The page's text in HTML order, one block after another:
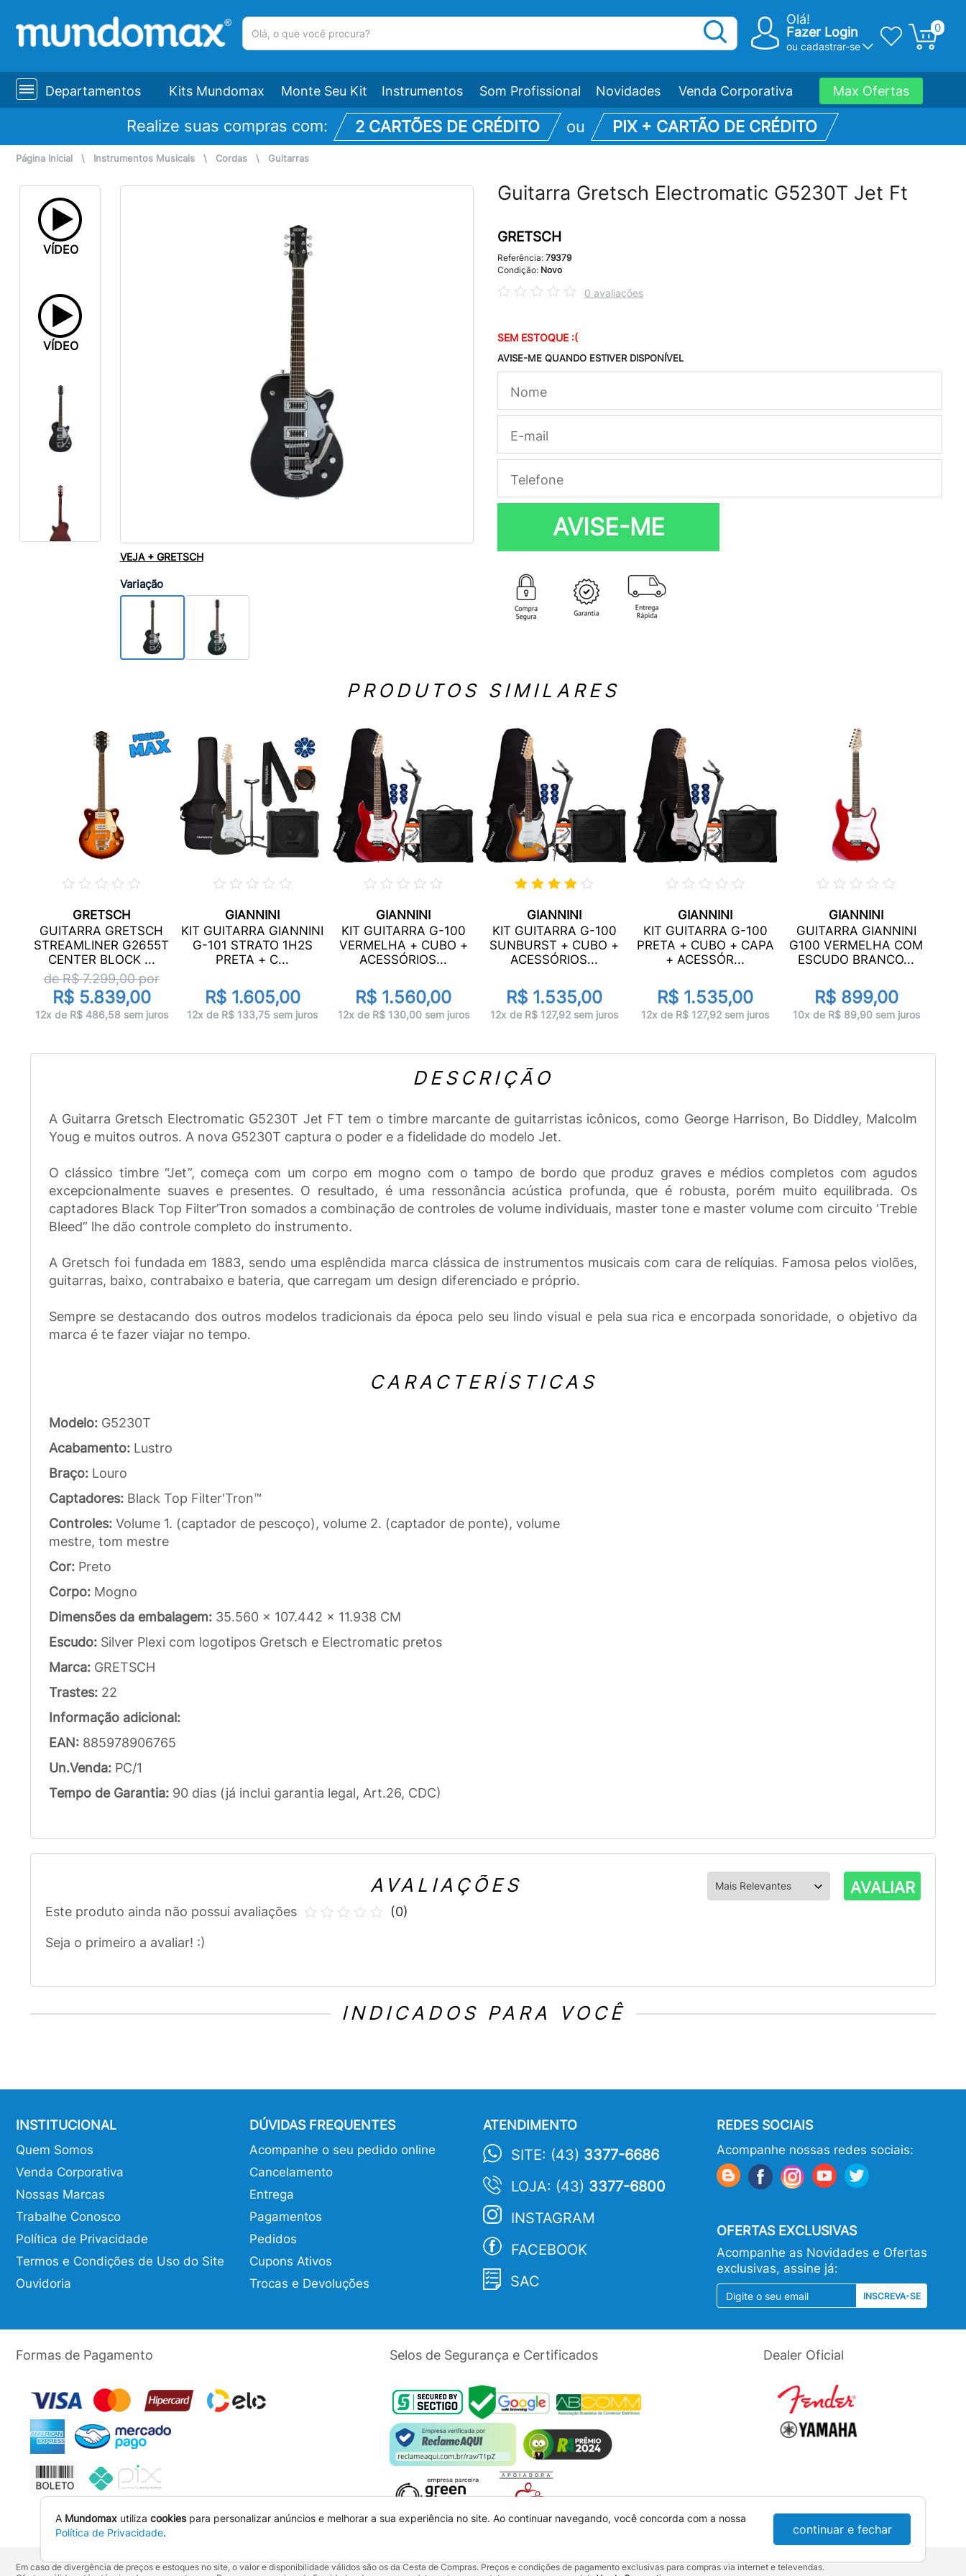
Olá!
Fazer Login
ou cadastrar-se
0
Departamentos Kits Mundomax Monte Seu Kit Instrumentos Som Profissional Novidades Venda Corporativa Max Ofertas
Realize suas compras com: 2 CARTÕES DE CRÉDITO ou PIX + CARTÃO DE CRÉDITO
Página Inicial \ Instrumentos Musicais \ Cordas \ Guitarras
VÍDEO
VÍDEO
VEJA + GRETSCH
Variação
Guitarra Gretsch Electromatic G5230T Jet Ft
GRETSCH
Referência: 79379
Condição: Novo
0 avaliações
SEM ESTOQUE :(
AVISE-ME QUANDO ESTIVER DISPONÍVEL
AVISE-ME
PRODUTOS SIMILARES
GRETSCH
GUITARRA GRETSCH
STREAMLINER G2655T
CENTER BLOCK ...
de R$7.299,00por
R$ 5.839,00
12x de R$ 486,58 sem juros
GIANNINI
KIT GUITARRA GIANNINI
G-101 STRATO 1H2S
PRETA + C...
R$ 1.605,00
12x de R$ 133,75 sem juros
GIANNINI
KIT GUITARRA G-100
VERMELHA + CUBO +
ACESSÓRIOS...
R$ 1.560,00
12x de R$ 130,00 sem juros
GIANNINI
KIT GUITARRA G-100
SUNBURST + CUBO +
ACESSÓRIOS...
R$ 1.535,00
12x de R$ 127,92 sem juros
GIANNINI
KIT GUITARRA G-100
PRETA + CUBO + CAPA
+ ACESSÓR...
R$ 1.535,00
12x de R$ 127,92 sem juros
GIANNINI
GUITARRA GIANNINI
G100 VERMELHA COM
ESCUDO BRANCO...
R$ 899,00
10x de R$ 89,90 sem juros
DESCRIÇÃO
A Guitarra Gretsch Electromatic G5230T Jet FT tem o timbre marcante de guitarristas icônicos, como George Harrison, Bo Diddley, Malcolm
Youg e muitos outros. A nova G5230T captura o poder e a fidelidade do modelo Jet.
O clássico timbre “Jet”, começa com um corpo em mogno com o tampo de bordo que produz graves e médios completos com agudos
excepcionalmente suaves e presentes. O resultado, é uma ressonância acústica profunda, que é robusta, porém muito equilibrada. Os
captadores Black Top Filter’Tron somados a combinação de controles de volume individuais, master tone e master volume com circuito ‘Treble
Bleed” lhe dão controle completo do instrumento.
A Gretsch foi fundada em 1883, sendo uma esplêndida marca clássica de instrumentos musicais com cara de relíquias. Famosa pelos violões,
guitarras, baixo, contrabaixo e bateria, que carregam um design diferenciado e próprio.
Sempre se destacando dos outros modelos tradicionais da época pelo seu lindo visual e pela sua rica e encorpada sonoridade, o objetivo da
marca é te fazer viajar no tempo.
CARACTERÍSTICAS
Modelo: G5230T
Acabamento: Lustro
Braço: Louro
Captadores: Black Top Filter'Tron™
Controles: Volume 1. (captador de pescoço), volume 2. (captador de ponte), volume
mestre, tom mestre
Cor: Preto
Corpo: Mogno
Dimensões da embalagem: 35.560 x 107.442 x 11.938 CM
Escudo: Silver Plexi com logotipos Gretsch e Electromatic pretos
Marca: GRETSCH
Trastes: 22
Informação adicional:
EAN: 885978906765
Un.Venda: PC/1
Tempo de Garantia: 90 dias (já inclui garantia legal, Art.26, CDC)
AVALIAÇÕES AVALIAR
Este produto ainda não possui avaliações
Seja o primeiro a avaliar! :)
(0)
INDICADOS PARA VOCÊ
INSTITUCIONAL
Quem Somos
Venda Corporativa
Nossas Marcas
Trabalhe Conosco
Política de Privacidade
Termos e Condições de Uso do Site
Ouvidoria
DÚVIDAS FREQUENTES
Acompanhe o seu pedido online
Cancelamento
Entrega
Pagamentos
Pedidos
Cupons Ativos
Trocas e Devoluções
ATENDIMENTO
SITE: (43) 3377-6686
LOJA: (43) 3377-6800
INSTAGRAM
FACEBOOK
SAC
REDES SOCIAIS
Acompanhe nossas redes sociais:
OFERTAS EXCLUSIVAS
Acompanhe as Novidades e Ofertas
exclusivas, assine já:
INSCREVA-SE
Formas de Pagamento Selos de Segurança e Certificados Dealer Oficial
Em caso de divergência de preços e estoques no site, o valor e disponibilidade válidos são os da Cesta de Compras. Preços e condições de pagamento exclusivas para compras via internet e televendas.
A Mundomax utiliza cookiespara personalizar anúncios e melhorar a sua experiência no site. Ao continuar navegando, você concorda com a nossa
Política de Privacidade. continuar e fechar